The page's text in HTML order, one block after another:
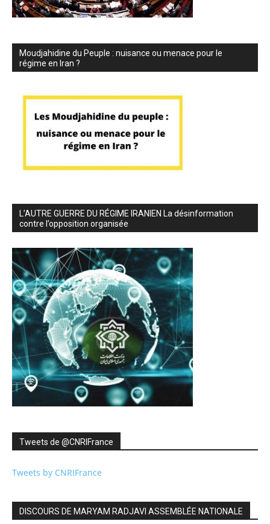
Moudjahidine du Peuple : nuisance ou menace pour le
régime en Iran ?
L’AUTRE GUERRE DU RÉGIME IRANIEN La désinformation
contre l’opposition organisée
Tweets de ‎@CNRIFrance
Tweets by CNRIFrance
DISCOURS DE MARYAM RADJAVI ASSEMBLÉE NATIONALE